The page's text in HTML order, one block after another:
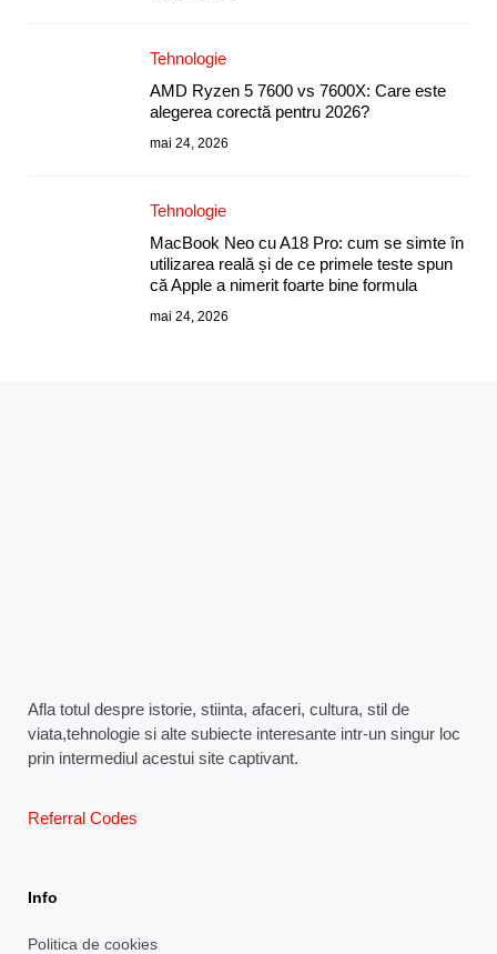
Tehnologie
AMD Ryzen 5 7600 vs 7600X: Care este
alegerea corectă pentru 2026?
mai 24, 2026
Tehnologie
MacBook Neo cu A18 Pro: cum se simte în
utilizarea reală și de ce primele teste spun
că Apple a nimerit foarte bine formula
mai 24, 2026
Afla totul despre istorie, stiinta, afaceri, cultura, stil de
viata,tehnologie si alte subiecte interesante intr-un singur loc
prin intermediul acestui site captivant.
Referral Codes
Info
Politica de cookies